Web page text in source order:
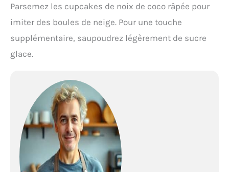
Parsemez les cupcakes de noix de coco râpée pour
imiter des boules de neige. Pour une touche
supplémentaire, saupoudrez légèrement de sucre
glace.